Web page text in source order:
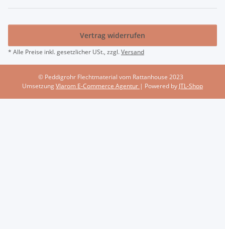
Vertrag widerrufen
* Alle Preise inkl. gesetzlicher USt., zzgl.Versand
© Peddigrohr Flechtmaterial vom Rattanhouse 2023
UmsetzungVlarom E-Commerce Agentur | Powered by JTL-Shop